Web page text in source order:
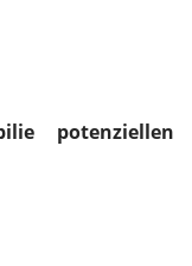
potenziellen